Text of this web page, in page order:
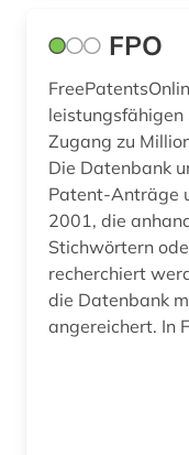
urheber (1)
usa (5)
uspto (1)
video (1)
volltext (2)
welt (2)
FPO
leistungsfähigen
Zugang zu
Die Datenbank
Patent-Anträge
2001, die
Stichwörtern
recherchiert
die Datenbank
angereichert. In